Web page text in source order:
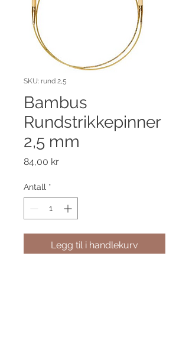
SKU: rund 2,5
Bambus
Rundstrikkepinner
2,5 mm
84,00 krPris
Antall *
Legg til i handlekurv